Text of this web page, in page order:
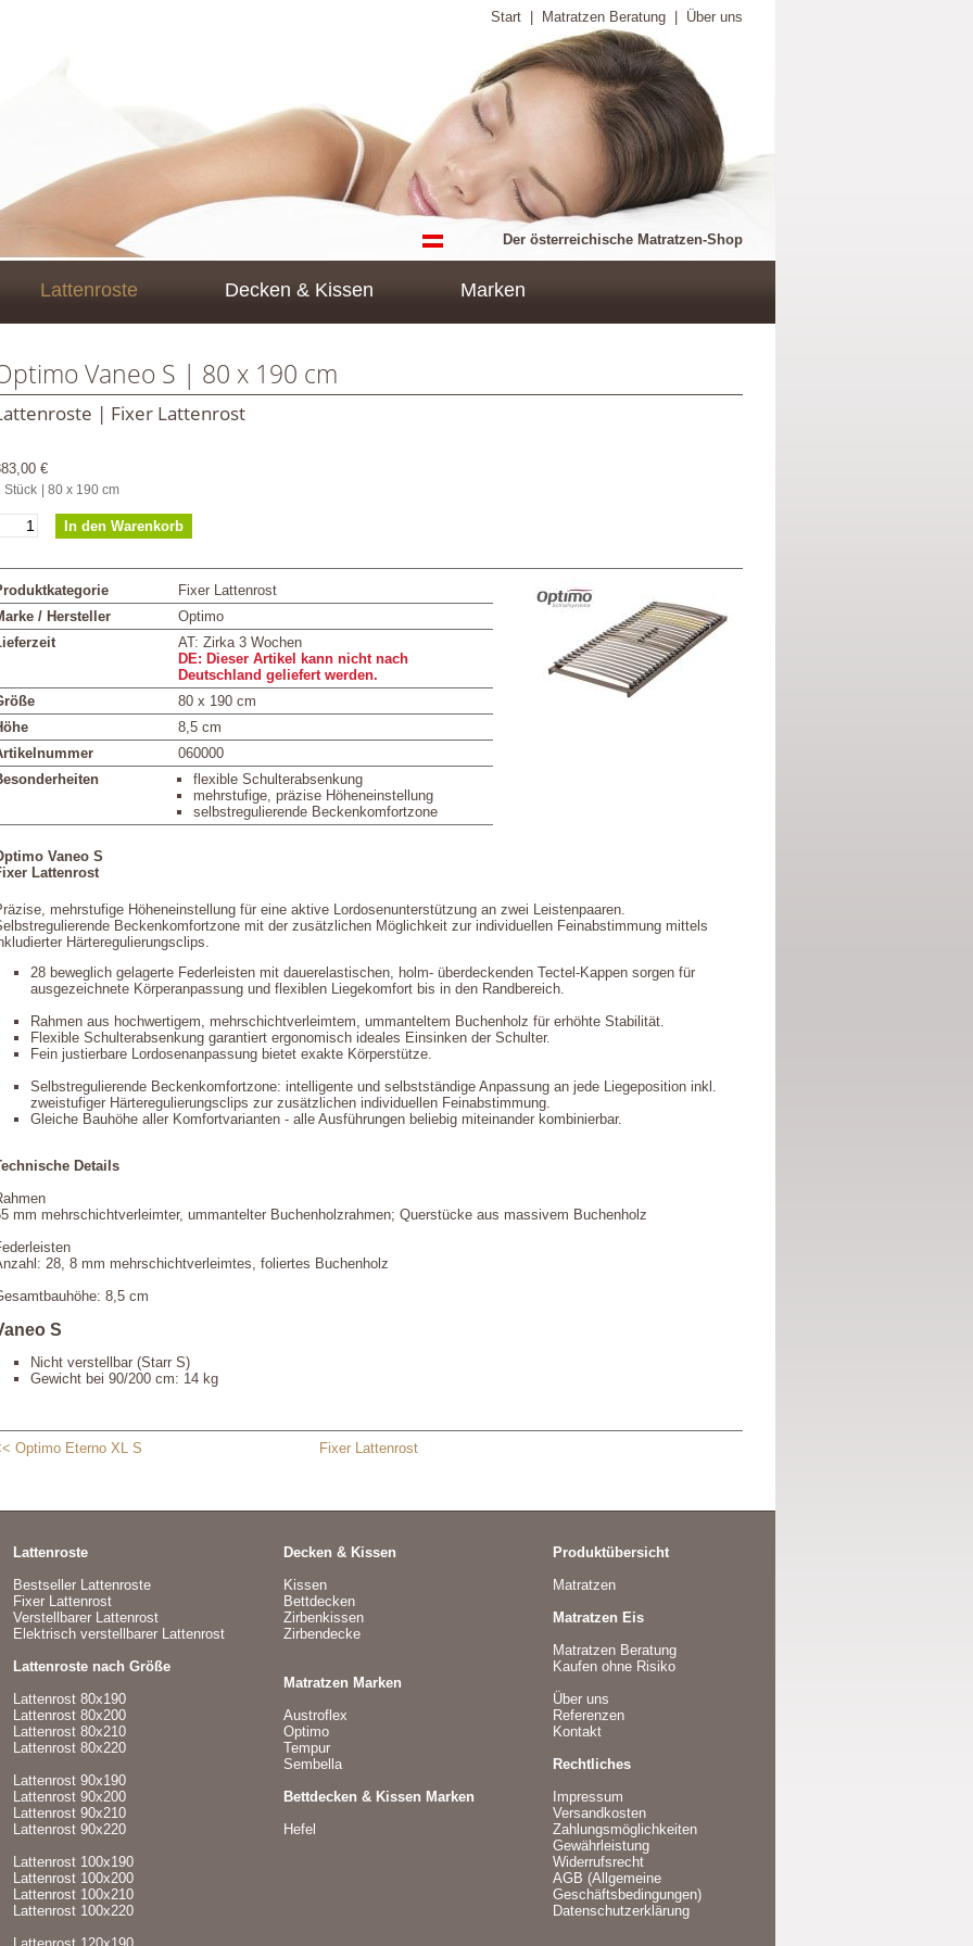
Start Matratzen Beratung Über uns
Der österreichische Matratzen-Shop
Lattenroste Decken & Kissen Marken
Vaneo S | 80 x 190 cm
| Fixer Lattenrost
€
Stück | 80 x 190 cm
Fixer Lattenrost
/ Hersteller
Optimo
AT: Zirka 3 Wochen
DE: Dieser Artikel kann nicht nach
Deutschland geliefert werden.
80 x 190 cm
8,5 cm
060000
flexible Schulterabsenkung
mehrstufige, präzise Höheneinstellung
selbstregulierende Beckenkomfortzone
Vaneo S
Lattenrost
mehrstufige Höheneinstellung für eine aktive Lordosenunterstützung an zwei Leistenpaaren.
Beckenkomfortzone mit der zusätzlichen Möglichkeit zur individuellen Feinabstimmung mittels
Härteregulierungsclips.
28 beweglich gelagerte Federleisten mit dauerelastischen, holm- überdeckenden Tectel-Kappen sorgen für
ausgezeichnete Körperanpassung und flexiblen Liegekomfort bis in den Randbereich.
Rahmen aus hochwertigem, mehrschichtverleimtem, ummanteltem Buchenholz für erhöhte Stabilität.
Flexible Schulterabsenkung garantiert ergonomisch ideales Einsinken der Schulter.
Fein justierbare Lordosenanpassung bietet exakte Körperstütze.
Selbstregulierende Beckenkomfortzone: intelligente und selbstständige Anpassung an jede Liegeposition inkl.
zweistufiger Härteregulierungsclips zur zusätzlichen individuellen Feinabstimmung.
Gleiche Bauhöhe aller Komfortvarianten - alle Ausführungen beliebig miteinander kombinierbar.
Details
mm mehrschichtverleimter, ummantelter Buchenholzrahmen; Querstücke aus massivem Buchenholz
28, 8 mm mehrschichtverleimtes, foliertes Buchenholz
8,5 cm
S
Nicht verstellbar (Starr S)
Gewicht bei 90/200 cm: 14 kg
Optimo Eterno XL S Fixer Lattenrost
Lattenroste
Bestseller Lattenroste
Fixer Lattenrost
Verstellbarer Lattenrost
Elektrisch verstellbarer Lattenrost
Lattenroste nach Größe
Lattenrost 80x190
Lattenrost 80x200
Lattenrost 80x210
Lattenrost 80x220
Lattenrost 90x190
Lattenrost 90x200
Lattenrost 90x210
Lattenrost 90x220
Lattenrost 100x190
Lattenrost 100x200
Lattenrost 100x210
Lattenrost 100x220
Decken & Kissen
Kissen
Bettdecken
Zirbenkissen
Zirbendecke
Matratzen Marken
Austroflex
Optimo
Tempur
Sembella
Bettdecken & Kissen Marken
Hefel
Produktübersicht
Matratzen
Matratzen Eis
Matratzen Beratung
Kaufen ohne Risiko
Über uns
Referenzen
Kontakt
Rechtliches
Impressum
Versandkosten
Zahlungsmöglichkeiten
Gewährleistung
Widerrufsrecht
AGB (Allgemeine
Geschäftsbedingungen)
Datenschutzerklärung